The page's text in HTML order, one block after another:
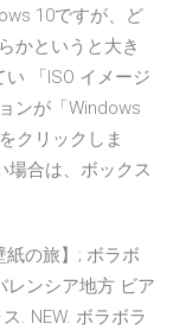
10ですが、ど
かというと大き
「ISO イメージ
ンが「Windows
クリックしま
合は、ボックス
の旅】; ボラボ
レンシア地方 ビア
. NEW. ボラボラ